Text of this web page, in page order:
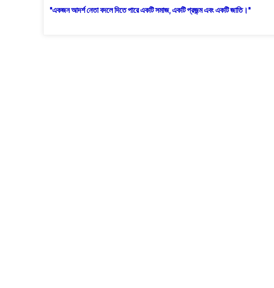
"একজন আদর্শ নেতা বদলে দিতে পারে একটি সমাজ, একটি প্রজন্ম এবং একটি জাতি।"